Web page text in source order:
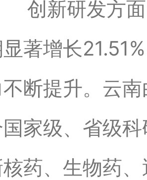
创新研发方
著增长
不断提升。云
家级、省级
药、生物药